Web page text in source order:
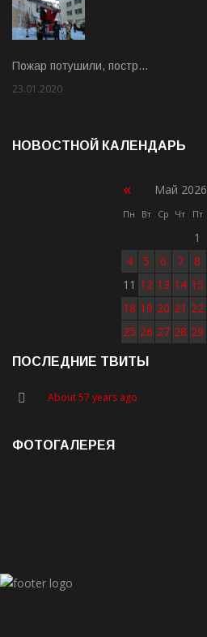
Пожар потушили, постр…
23.01.2020
НОВОСТНОЙ КАЛЕНДАРЬ
« Май 2026
Пн Вт Ср Чт Пт
1
4
5 6 7 8
11 12 13 14 15
18 19 20 21 22
25 26 27 28 29
ПОСЛЕДНИЕ ТВИТЫ
About 57 years ago
ФОТОГАЛЕРЕЯ